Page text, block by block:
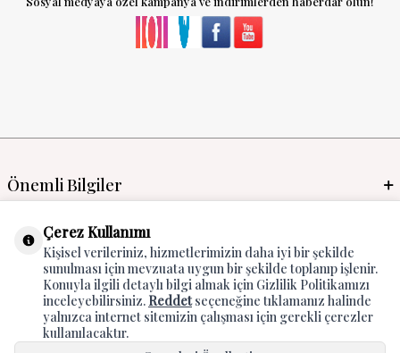
Önemli Bilgiler
Mayo İmalat & Toptan
Global Manufacturer
Adres & İletişim
Çerez Kullanımı
Kişisel verileriniz, hizmetlerimizin daha iyi bir şekilde
sunulması için mevzuata uygun bir şekilde toplanıp işlenir.
Konuyla ilgili detaylı bilgi almak için Gizlilik Politikamızı
inceleyebilirsiniz. Reddetseçeneğine tıklamanız halinde
yalnızca internet sitemizin çalışması için gerekli çerezler
kullanılacaktır.